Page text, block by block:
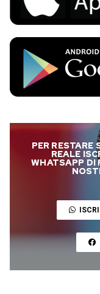
PER RESTARE
REALE
WHATSAPP DI